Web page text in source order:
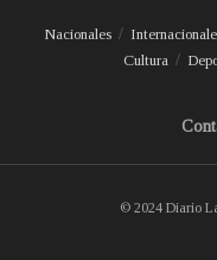
Nacionales
Cultura
© 2024 Diario